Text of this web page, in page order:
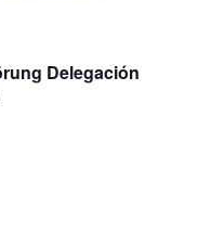
Delegación